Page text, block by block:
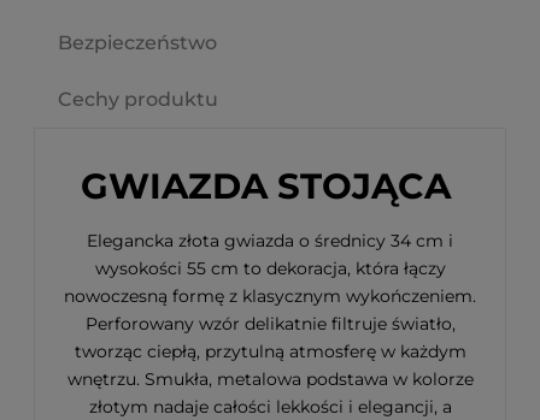
Bezpieczeństwo
Cechy produktu
GWIAZDA STOJĄCA
Elegancka złota gwiazda o średnicy 34 cm i
wysokości 55 cm to dekoracja, która łączy
nowoczesną formę z klasycznym wykończeniem.
Perforowany wzór delikatnie filtruje światło,
tworząc ciepłą, przytulną atmosferę w każdym
wnętrzu. Smukła, metalowa podstawa w kolorze
złotym nadaje całości lekkości i elegancji, a